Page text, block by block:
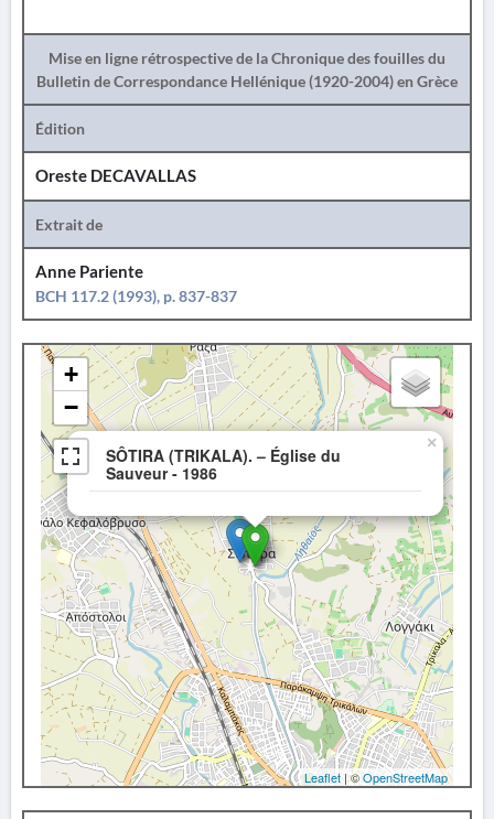
Mise en ligne rétrospective de la Chronique des fouilles du
Bulletin de Correspondance Hellénique (1920-2004) en Grèce
Édition
Oreste DECAVALLAS
Extrait de
Anne Pariente
BCH 117.2 (1993), p. 837-837
SÔTIRA (TRIKALA). – Église du
Sauveur - 1986
×
+
−
Leaflet | ©OpenStreetMap